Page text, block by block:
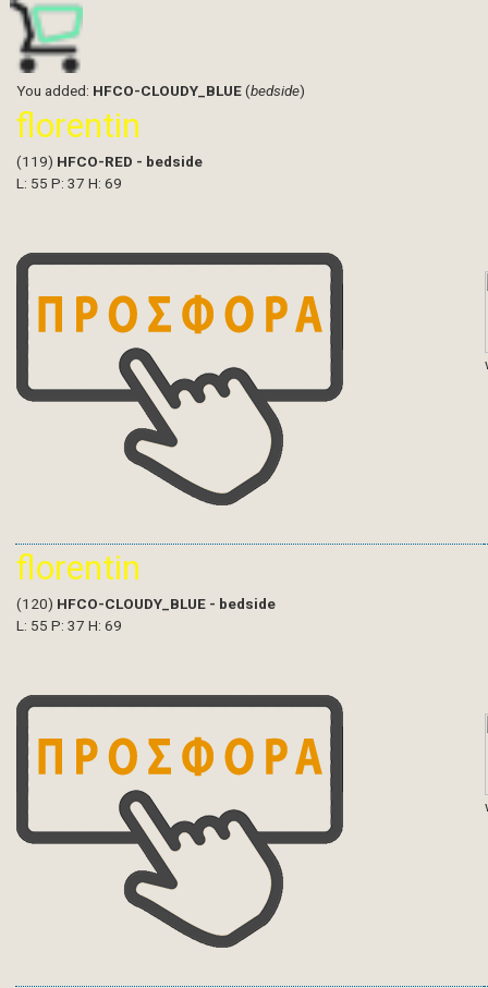
You added: HFCO-CLOUDY_BLUE(bedside)
florentin
(119) HFCO-RED - bedside
L: 55 P: 37 H: 69
florentin
(120) HFCO-CLOUDY_BLUE - bedside
L: 55 P: 37 H: 69